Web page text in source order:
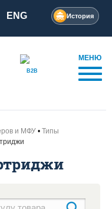
ENG История
B2B
МЕНЮ
и МФУ
Типы